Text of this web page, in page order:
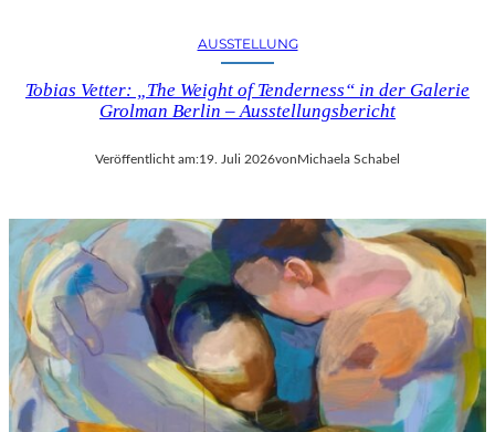
AUSSTELLUNG
Tobias Vetter: „The Weight of Tenderness“ in der Galerie
Grolman Berlin – Ausstellungsbericht
Veröffentlicht am:19. Juli 2026von Michaela Schabel